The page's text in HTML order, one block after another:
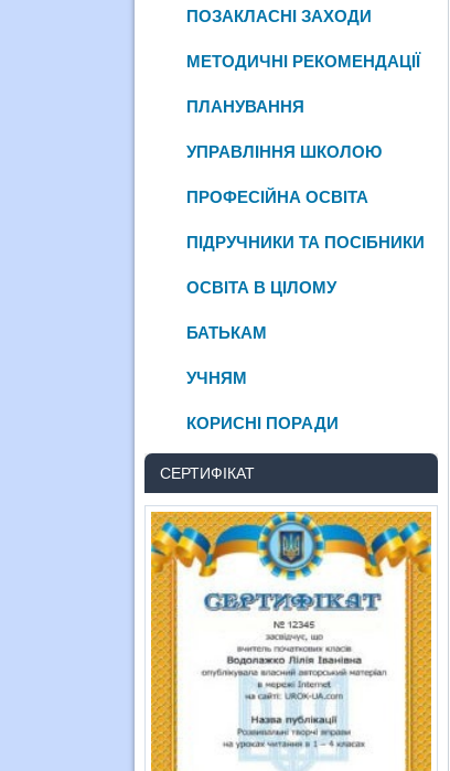
ПОЗАКЛАСНІ ЗАХОДИ
МЕТОДИЧНІ РЕКОМЕНДАЦІЇ
ПЛАНУВАННЯ
УПРАВЛІННЯ ШКОЛОЮ
ПРОФЕСІЙНА ОСВІТА
ПІДРУЧНИКИ ТА ПОСІБНИКИ
ОСВІТА В ЦІЛОМУ
БАТЬКАМ
УЧНЯМ
КОРИСНІ ПОРАДИ
СЕРТИФІКАТ